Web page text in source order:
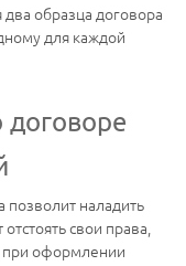
образца договора
для каждой
позволит наладить
свои права,
при оформлении